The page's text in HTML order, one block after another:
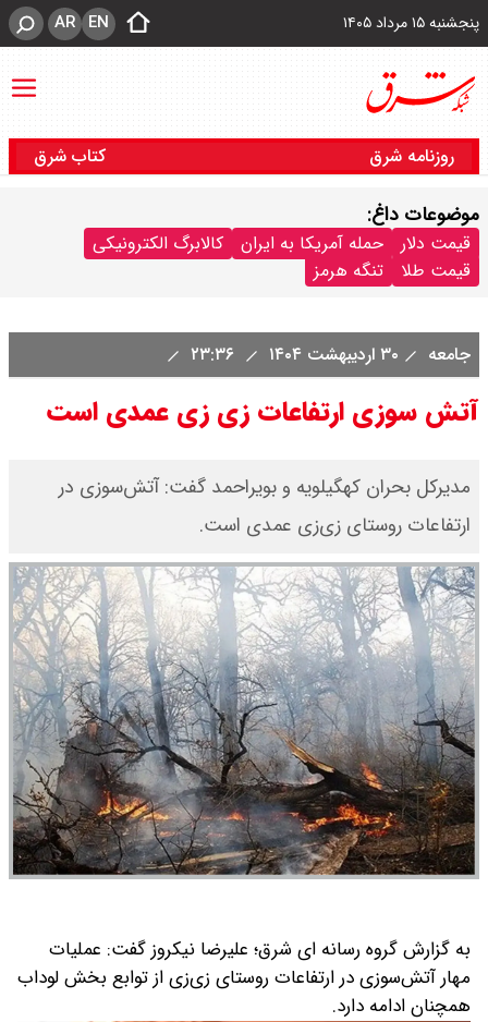
پنجشنبه ۱۵ مرداد ۱۴۰۵ EN
AR
روزنامه شرق کتاب شرق
موضوعات داغ:
قیمت دلار حمله آمریکا به ایران
کالابرگ الکترونیکی
قیمت طلا
تنگه هرمز
جامعه ۳۰ اردیبهشت ۱۴۰۴
آتش سوزی ارتفاعات زی زی عمدی است
مدیرکل بحران کهگیلویه و بویراحمد گفت: آتش‌سوزی در
ارتفاعات روستای زی‌زی عمدی است.
به گزارش گروه رسانه ای شرق؛ علیرضا نیکروز گفت: عملیات
مهار آتش‌سوزی در ارتفاعات روستای زی‌زی از توابع بخش لوداب
همچنان ادامه دارد.